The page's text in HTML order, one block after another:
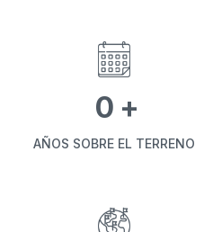
0 +
AÑOS SOBRE EL TERRENO